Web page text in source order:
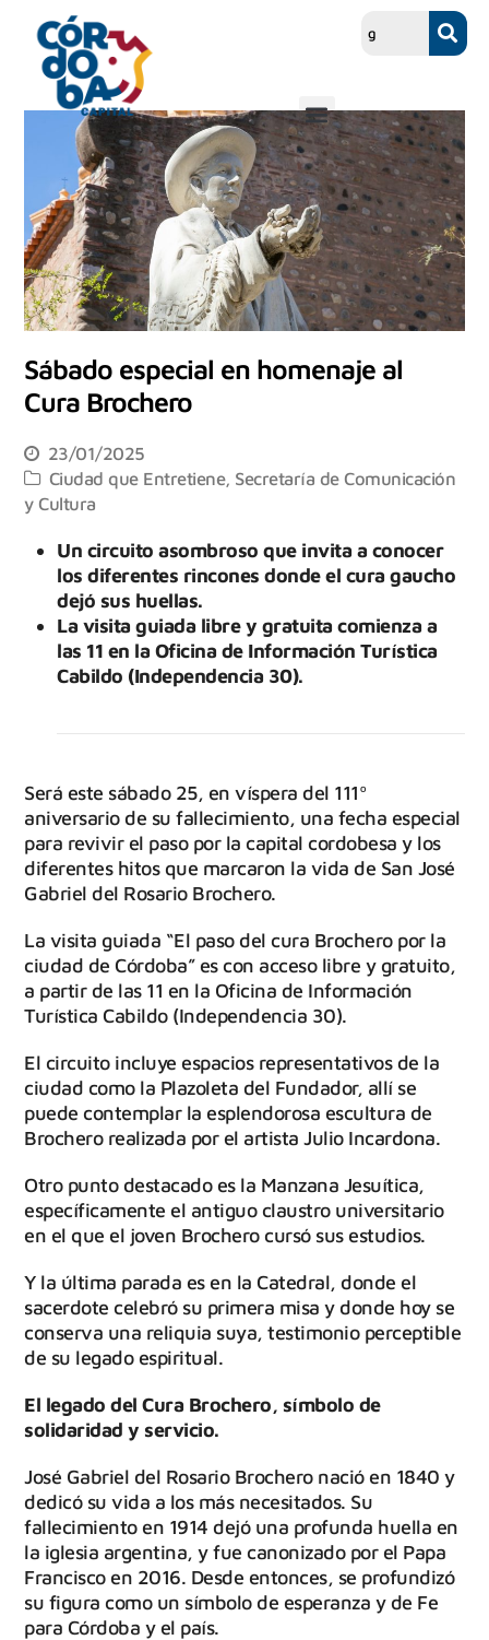
Sábado especial en homenaje al
Cura Brochero
23/01/2025
Ciudad que Entretiene, Secretaría de Comunicación
y Cultura
Un circuito asombroso que invita a conocer
los diferentes rincones donde el cura gaucho
dejó sus huellas.
La visita guiada libre y gratuita comienza a
las 11 en la Oficina de Información Turística
Cabildo (Independencia 30).
Será este sábado 25, en víspera del 111º
aniversario de su fallecimiento, una fecha especial
para revivir el paso por la capital cordobesa y los
diferentes hitos que marcaron la vida de San José
Gabriel del Rosario Brochero.
La visita guiada “El paso del cura Brochero por la
ciudad de Córdoba” es con acceso libre y gratuito,
a partir de las 11 en la Oficina de Información
Turística Cabildo (Independencia 30).
El circuito incluye espacios representativos de la
ciudad como la Plazoleta del Fundador, allí se
puede contemplar la esplendorosa escultura de
Brochero realizada por el artista Julio Incardona.
Otro punto destacado es la Manzana Jesuítica,
específicamente el antiguo claustro universitario
en el que el joven Brochero cursó sus estudios.
Y la última parada es en la Catedral, donde el
sacerdote celebró su primera misa y donde hoy se
conserva una reliquia suya, testimonio perceptible
de su legado espiritual.
El legado del Cura Brochero, símbolo de
solidaridad y servicio.
José Gabriel del Rosario Brochero nació en 1840 y
dedicó su vida a los más necesitados. Su
fallecimiento en 1914 dejó una profunda huella en
la iglesia argentina, y fue canonizado por el Papa
Francisco en 2016. Desde entonces, se profundizó
su figura como un símbolo de esperanza y de Fe
para Córdoba y el país.